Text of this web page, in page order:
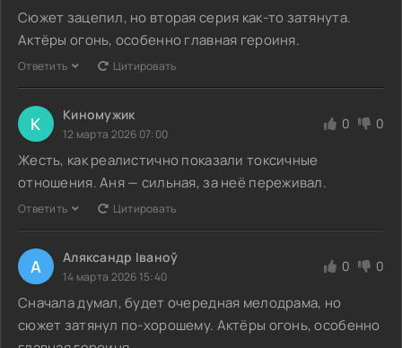
Сюжет зацепил, но вторая серия как-то затянута.
Актёры огонь, особенно главная героиня.
Ответить Цитировать
К Киномужик
12 марта 2026 07:00
0 0
Жесть, как реалистично показали токсичные
отношения. Аня — сильная, за неё переживал.
Ответить Цитировать
А Аляксандр Іваноў
14 марта 2026 15:40
0 0
Сначала думал, будет очередная мелодрама, но
сюжет затянул по-хорошему. Актёры огонь, особенно